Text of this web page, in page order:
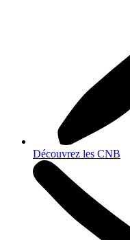
Découvrez les CNB